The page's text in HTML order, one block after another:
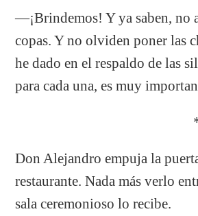
—¡Brindemos! Y ya saben, no
copas. Y no olviden poner las
he dado en el respaldo de las
para cada una, es muy
Don Alejandro empuja la
restaurante. Nada más verlo
sala ceremonioso lo recibe.